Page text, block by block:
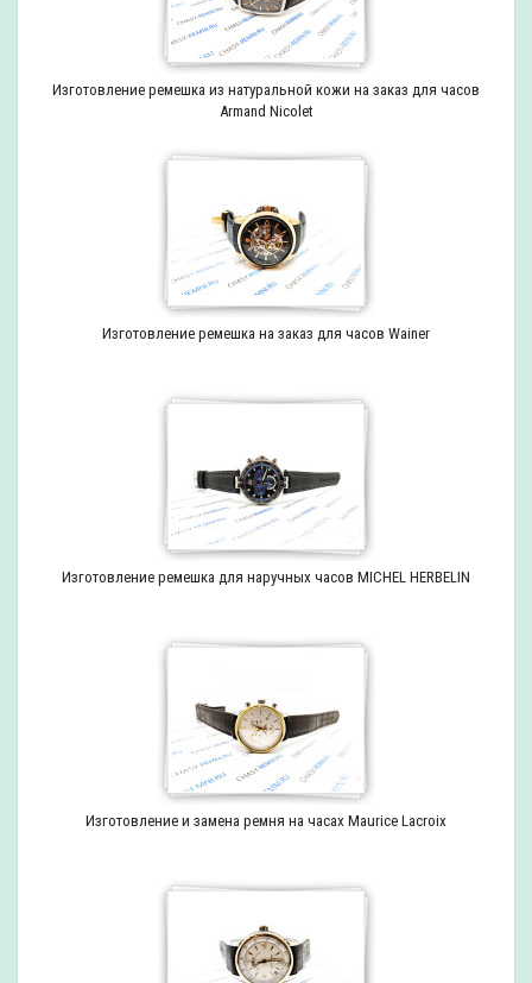
Изготовление ремешка из натуральной кожи на заказ для часов
Armand Nicolet
Изготовление ремешка на заказ для часов Wainer
Изготовление ремешка для наручных часов MICHEL HERBELIN
Изготовление и замена ремня на часах Maurice Lacroix